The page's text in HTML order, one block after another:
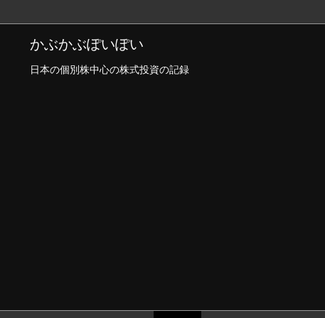
かぶかぶぽいぽい
日本の個別株中心の株式投資の記録